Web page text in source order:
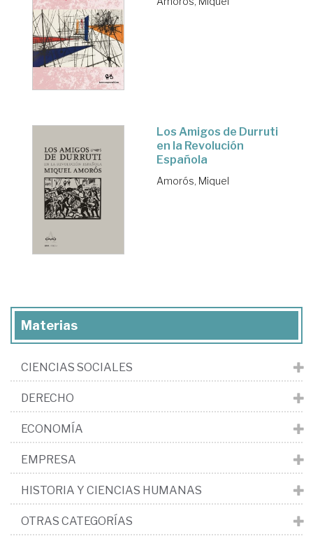
Los Amigos de Durruti
en la Revolución
Española
Amorós, Miquel
Materias
CIENCIAS SOCIALES
DERECHO
ECONOMÍA
EMPRESA
HISTORIA Y CIENCIAS HUMANAS
OTRAS CATEGORÍAS